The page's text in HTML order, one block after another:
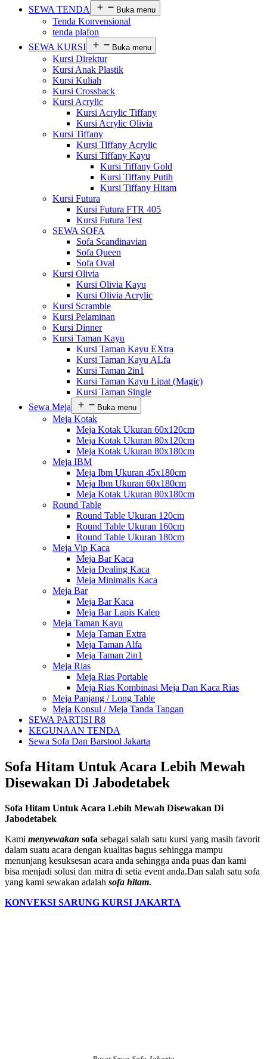
SEWA TENDA
Buka menu
Tenda Konvensional
tenda plafon
SEWA KURSI
Buka menu
Kursi Direktur
Kursi Anak Plastik
Kursi Kuliah
Kursi Crossback
Kursi Acrylic
Kursi Acrylic Tiffany
Kursi Acrylic Olivia
Kursi Tiffany
Kursi Tiffany Acrylic
Kursi Tiffany Kayu
Kursi Tiffany Gold
Kursi Tiffany Putih
Kursi Tiffany Hitam
Kursi Futura
Kursi Futura FTR 405
Kursi Futura Test
SEWA SOFA
Sofa Scandinavian
Sofa Queen
Sofa Oval
Kursi Olivia
Kursi Olivia Kayu
Kursi Olivia Acrylic
Kursi Scramble
Kursi Pelaminan
Kursi Dinner
Kursi Taman Kayu
Kursi Taman Kayu EXtra
Kursi Taman Kayu ALfa
Kursi Taman 2in1
Kursi Taman Kayu Lipat (Magic)
Kursi Taman Single
Sewa Meja
Buka menu
Meja Kotak
Meja Kotak Ukuran 60x120cm
Meja Kotak Ukuran 80x120cm
Meja Kotak Ukuran 80x180cm
Meja IBM
Meja Ibm Ukuran 45x180cm
Meja Ibm Ukuran 60x180cm
Meja Kotak Ukuran 80x180cm
Round Table
Round Table Ukuran 120cm
Round Table Ukuran 160cm
Round Table Ukuran 180cm
Meja Vip Kaca
Meja Bar Kaca
Meja Dealing Kaca
Meja Minimalis Kaca
Meja Bar
Meja Bar Kaca
Meja Bar Lapis Kalep
Meja Taman Kayu
Meja Taman Extra
Meja Taman Alfa
Meja Taman 2in1
Meja Rias
Meja Rias Portable
Meja Rias Kombinasi Meja Dan Kaca Rias
Meja Panjang / Long Table
Meja Konsul / Meja Tanda Tangan
SEWA PARTISI R8
KEGUNAAN TENDA
Sewa Sofa Dan Barstool Jakarta
Sofa Hitam Untuk Acara Lebih Mewah
Disewakan Di Jabodetabek
Sofa Hitam Untuk Acara Lebih Mewah Disewakan Di
Jabodetabek
Kami menyewakan sofa sebagai salah satu kursi yang masih favorit
dalam suatu acara dengan kualitas bagus sehingga mampu
menunjang kesuksesan acara anda sehingga anda puas dan kami
bisa menjadi solusi dan mitra di setia event anda.Dan salah satu sofa
yang kami sewakan adalah sofa hitam.
KONVEKSI SARUNG KURSI JAKARTA